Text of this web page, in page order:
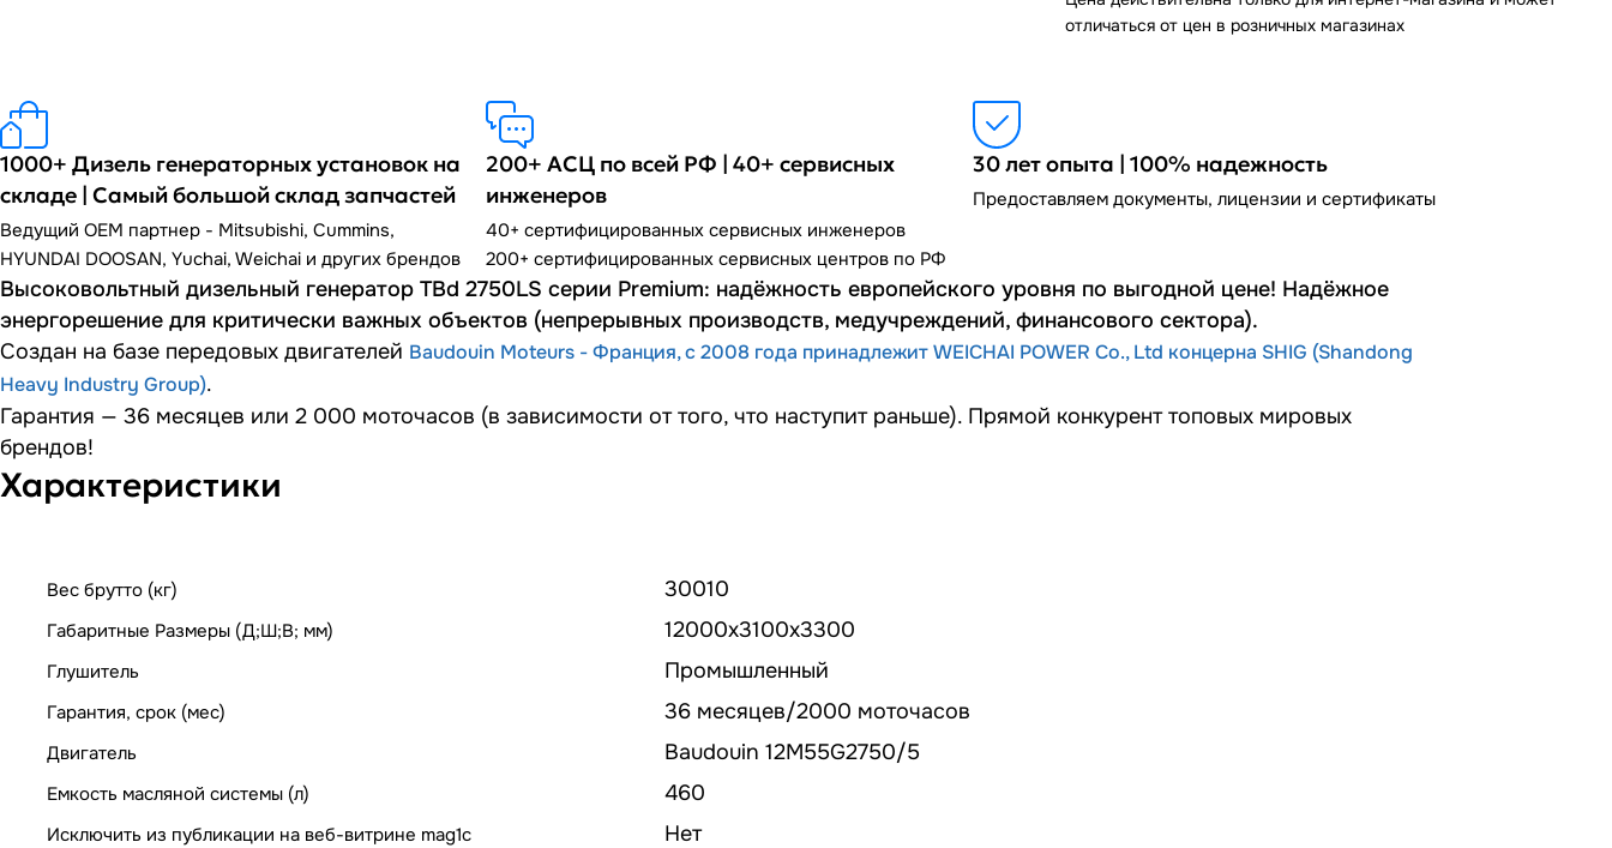
отличаться от цен в розничных магазинах
1000+ Дизель генераторных установок на
складе | Самый большой склад запчастей
Ведущий OEM партнер - Mitsubishi, Cummins,
HYUNDAI DOOSAN, Yuchai, Weichai и других брендов
200+ АСЦ по всей РФ | 40+ сервисных
инженеров
40+ сертифицированных сервисных инженеров
200+ сертифицированных сервисных центров по РФ
30 лет опыта | 100% надежность
Предоставляем документы, лицензии и сертификаты
Высоковольтный дизельный генератор TBd 2750LS серии Premium: надёжность европейского уровня по выгодной цене! Надёжное
энергорешение для критически важных объектов (непрерывных производств, медучреждений, финансового сектора).
Создан на базе передовых двигателей Baudouin Moteurs - Франция, с 2008 года принадлежит WEICHAI POWER Co., Ltd концерна SHIG (Shandong
Heavy Industry Group).
Гарантия — 36 месяцев или 2 000 моточасов (в зависимости от того, что наступит раньше). Прямой конкурент топовых мировых
брендов!
Характеристики
Вес брутто (кг) 30010
Габаритные Размеры (Д;Ш;В; мм) 12000х3100х3300
Глушитель Промышленный
Гарантия, срок (мес) 36 месяцев/2000 моточасов
Двигатель Baudouin 12M55G2750/5
Емкость масляной системы (л) 460
Исключить из публикации на веб-витрине mag1c Нет